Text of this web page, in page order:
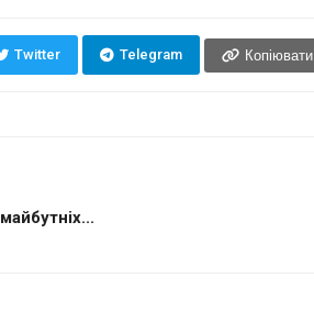
Twitter Telegram Копіювати